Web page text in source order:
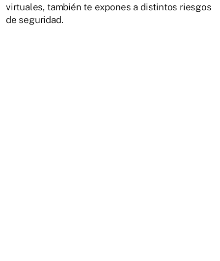
virtuales, también te expones a distintos riesgos
de seguridad.